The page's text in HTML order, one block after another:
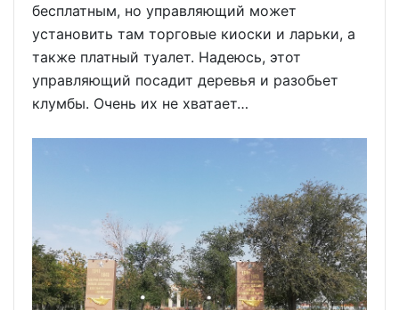
бесплатным, но управляющий может
установить там торговые киоски и ларьки, а
также платный туалет. Надеюсь, этот
управляющий посадит деревья и разобьет
клумбы. Очень их не хватает…